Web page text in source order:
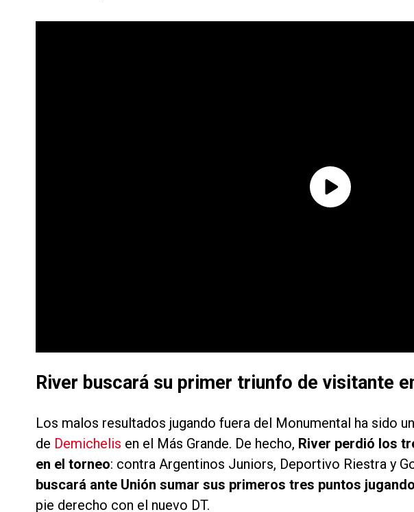
River buscará su primer triunfo de visitante
Los malos resultados jugando fuera del Monumental ha sido
de Demichelis en el Más Grande. De hecho, River perdió los
en el torneo: contra Argentinos Juniors, Deportivo Riestra y
buscará ante Unión sumar sus primeros tres puntos
pie derecho con el nuevo DT.